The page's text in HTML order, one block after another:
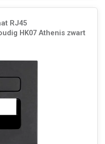
RJ45
HK07 Athenis zwart